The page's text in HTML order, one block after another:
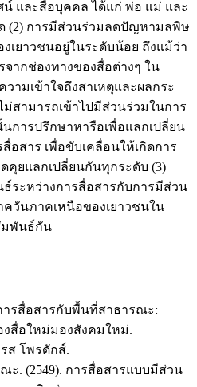
น์ และสื่อบุคคล ได้แก่ พ่อ แม่ และ
(2) การมีส่วนร่วมลดปัญหามลพิษ
เยาวชนอยู่ในระดับน้อย ถึงแม้ว่า
ากช่องทางของสื่อต่างๆ ใน
ามเข้าใจถึงสาเหตุและผลกระ
สามารถเข้าไปมีส่วนร่วมในการ
การปรึกษาหารือเพื่อแลกเปลี่ยน
สาร เพื่อขับเคลื่อนให้เกิดการ
ยแลกเปลี่ยนกันทุกระดับ (3)
ระหว่างการสื่อสารกับการมีส่วน
นภาคเหนือของเยาวชนใน
มพันธ์กัน
ารสื่อสารกับพื้นที่สาธารณะ:
งสื่อใหม่มองสังคมใหม่.
ส โพรดักส์.
. (2549). การสื่อสารแบบมีส่วน